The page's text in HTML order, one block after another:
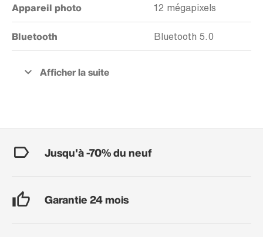
Appareil photo 12 mégapixels
Bluetooth Bluetooth 5.0
Jusqu'à -70% du neuf
Garantie 24 mois